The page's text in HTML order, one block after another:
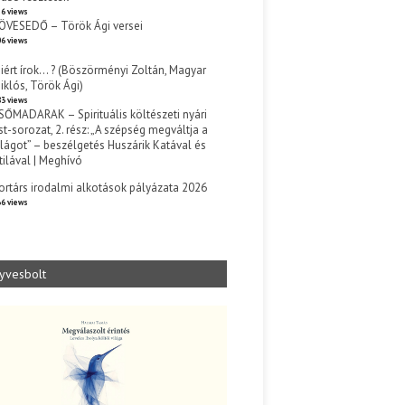
views
– Török Ági versei
views
írok… ? (Böszörményi Zoltán, Magyar
Török Ági)
views
– Spirituális költészeti nyári
sorozat, 2. rész: „A szépség megváltja a
– beszélgetés Huszárik Katával és
| Meghívó
irodalmi alkotások pályázata 2026
views